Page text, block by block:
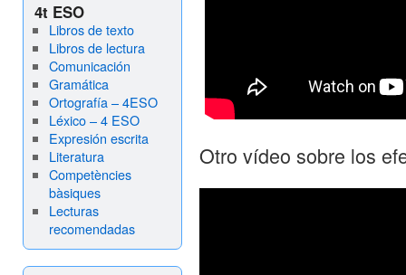
4t ESO
Libros de texto
Libros de lectura
Comunicación
Gramática
Ortografía – 4ESO
Léxico – 4 ESO
Expresión escrita
Literatura
Competències
bàsiques
Lecturas
recomendadas
Otro vídeo sobre los